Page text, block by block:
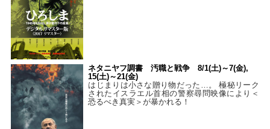
ネタニヤフ調書 汚職と戦争 8/1(土)～7(金),
15(土)～21(金)
はじまりは小さな贈り物だった…。 極秘リーク
されたイスラエル首相の警察尋問映像により＜
恐るべき真実＞が暴かれる！